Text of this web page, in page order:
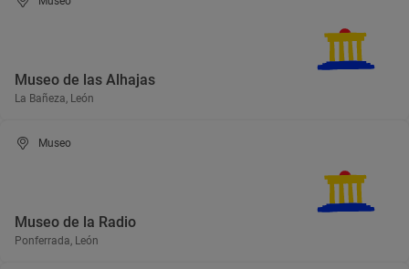
Museo de las Alhajas
La Bañeza, León
Museo
Museo de la Radio
Ponferrada, León